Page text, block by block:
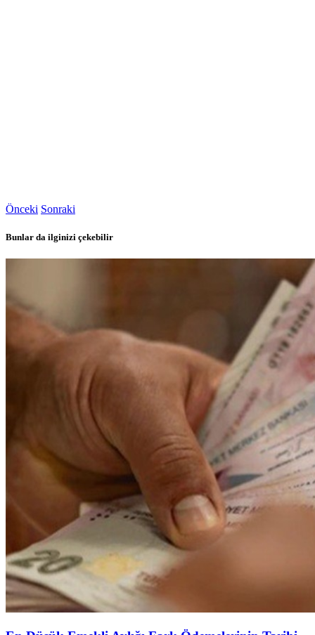
Önceki Sonraki
Bunlar da ilginizi çekebilir